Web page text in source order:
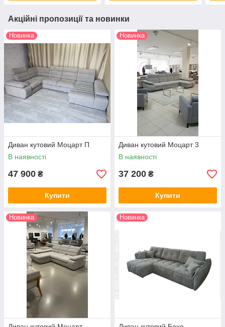
Акційні пропозиції та новинки
Новинка
Диван кутовий Моцарт П
В наявності
47 900 ₴
Купити
Новинка
Диван кутовий Моцарт 3
В наявності
37 200 ₴
Купити
Новинка Новинка